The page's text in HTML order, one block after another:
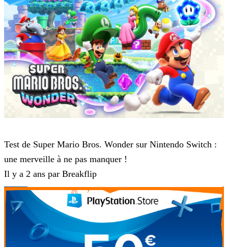
Test de Super Mario Bros. Wonder sur Nintendo Switch :
une merveille à ne pas manquer !
Il y a 2 ans par Breakflip